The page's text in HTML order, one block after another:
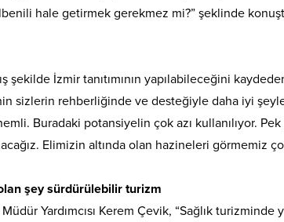
hale getirmek gerekmez mi?” şeklinde
şekilde İzmir tanıtımının yapılabileceğini
sizlerin rehberliğinde ve desteğiyle daha iyi
Buradaki potansiyelin çok azı kullanılıyor.
Elimizin altında olan hazineleri görmemiz
şey sürdürülebilir turizm
Yardımcısı Kerem Çevik, “Sağlık turizminde